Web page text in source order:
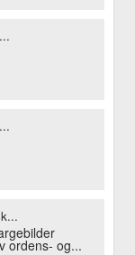
ordens- og...